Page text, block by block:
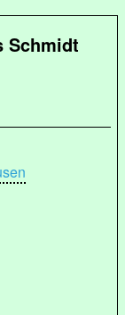
Schmidt